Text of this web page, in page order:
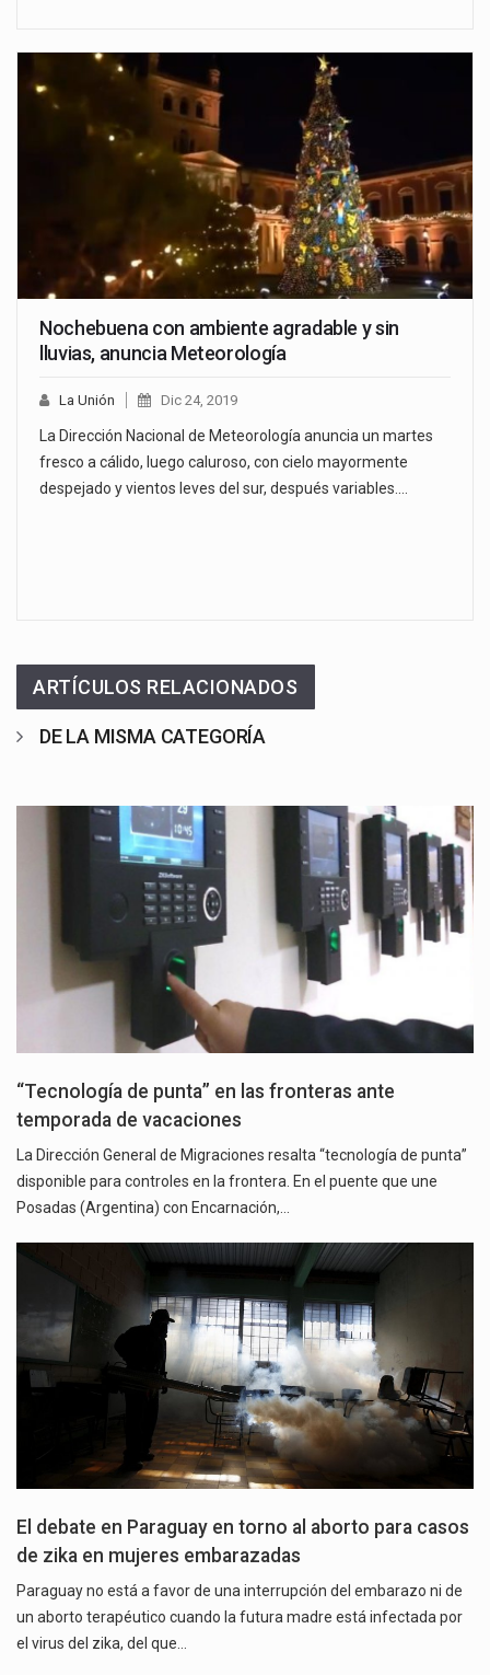
Nochebuena con ambiente agradable y sin
lluvias, anuncia Meteorología
La Unión Dic 24, 2019
La Dirección Nacional de Meteorología anuncia un martes
fresco a cálido, luego caluroso, con cielo mayormente
despejado y vientos leves del sur, después variables.…
ARTÍCULOS RELACIONADOS
DE LA MISMA CATEGORÍA
“Tecnología de punta” en las fronteras ante
temporada de vacaciones
La Dirección General de Migraciones resalta “tecnología de punta”
disponible para controles en la frontera. En el puente que une
Posadas (Argentina) con Encarnación,…
El debate en Paraguay en torno al aborto para casos
de zika en mujeres embarazadas
Paraguay no está a favor de una interrupción del embarazo ni de
un aborto terapéutico cuando la futura madre está infectada por
el virus del zika, del que…